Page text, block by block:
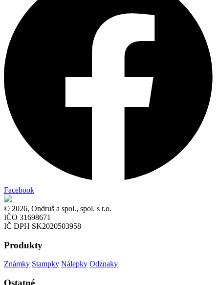
Facebook
© 2026, Ondruš a spol., spol. s r.o.
IČO 31698671
IČ DPH SK2020503958
Produkty
Známky Stampky Nálepky Odznaky
Ostatné